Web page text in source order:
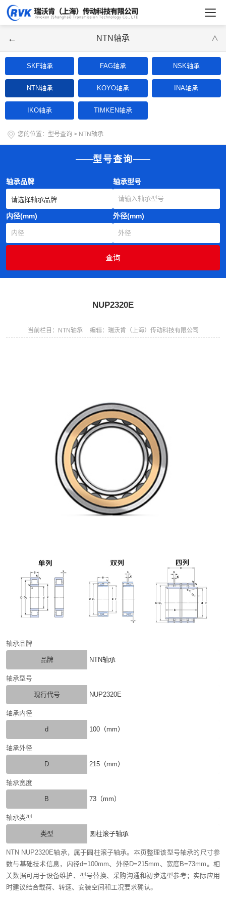
← NTN轴承 ∨
SKF轴承 FAG轴承 NSK轴承
NTN轴承 KOYO轴承 INA轴承
IKO轴承 TIMKEN轴承
您的位置： 型号查询 > NTN轴承
型号查询
轴承品牌 轴承型号
内径(mm) 外径(mm)
NUP2320E
当前栏目：NTN轴承 编辑：瑞沃肯（上海）传动科技有限公司
轴承品牌
品牌 NTN轴承
轴承型号
现行代号 NUP2320E
轴承内径
d 100（mm）
轴承外径
D 215（mm）
轴承宽度
B 73（mm）
轴承类型
类型 圆柱滚子轴承
NTN NUP2320E轴承，属于圆柱滚子轴承。本页整理该型号轴承的尺寸参
数与基础技术信息，内径d=100mm、外径D=215mm、宽度B=73mm。相
关数据可用于设备维护、型号替换、采购沟通和初步选型参考；实际应用
时建议结合载荷、转速、安装空间和工况要求确认。